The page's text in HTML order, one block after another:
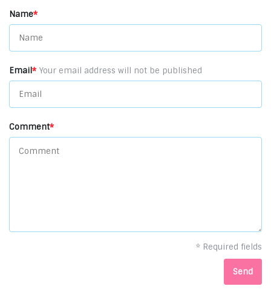
Name*
Email * Your email address will not be published
Comment*
* Required fields
Send